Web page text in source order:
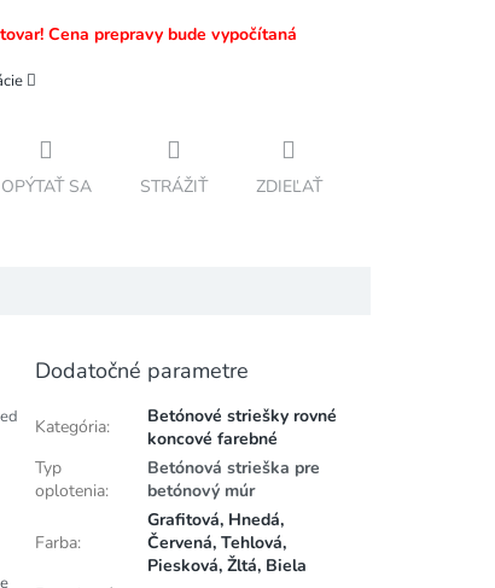
Cena prepravy bude vypočítaná
OPÝTAŤ SA STRÁŽIŤ ZDIEĽAŤ
Dodatočné parametre
Kategória:
Betónové striešky rovné
koncové farebné
Typ
oplotenia:
Betónová strieška pre
betónový múr
Farba:
Grafitová, Hnedá,
Červená, Tehlová,
Piesková, Žltá, Biela